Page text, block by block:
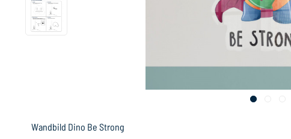
Wandbild Dino Be Strong